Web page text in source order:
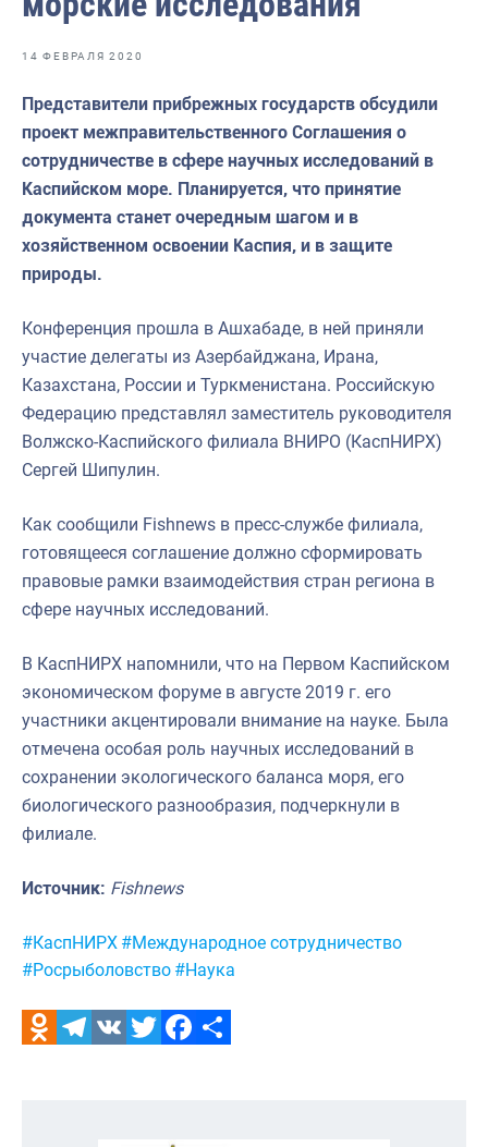
Отраслевые СМИ
Выставки и конференции
Научно-практическая литература
Рыбоохрана России
Отрасль в цифрах
Инфографика
14 ФЕВРАЛЯ 2020
Представители прибрежных государств обсудили
проект межправительственного Соглашения о
сотрудничестве в сфере научных исследований в
Каспийском море. Планируется, что принятие
документа станет очередным шагом и в
хозяйственном освоении Каспия, и в защите
природы.
Конференция прошла в Ашхабаде, в ней приняли
участие делегаты из Азербайджана, Ирана,
Казахстана, России и Туркменистана. Российскую
Федерацию представлял заместитель руководителя
Волжско-Каспийского филиала ВНИРО (КаспНИРХ)
Сергей Шипулин.
Как сообщили Fishnews в пресс-службе филиала,
готовящееся соглашение должно сформировать
правовые рамки взаимодействия стран региона в
сфере научных исследований.
В КаспНИРХ напомнили, что на Первом Каспийском
экономическом форуме в августе 2019 г. его
участники акцентировали внимание на науке. Была
отмечена особая роль научных исследований в
сохранении экологического баланса моря, его
биологического разнообразия, подчеркнули в
филиале.
Источник: Fishnews
Метки:
#КаспНИРХ #Международное сотрудничество
#Росрыболовство #Наука